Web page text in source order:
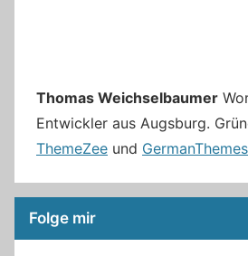
Thomas Weichselbaumer
Entwickler aus Augsburg.
ThemeZee und GermanThemes
Folge mir